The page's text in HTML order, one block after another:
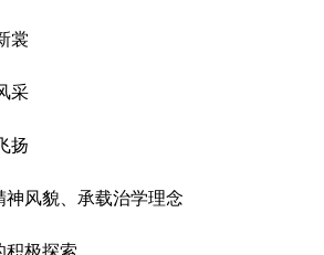
裳
采
扬
神风貌、承载治学理念
积极探索